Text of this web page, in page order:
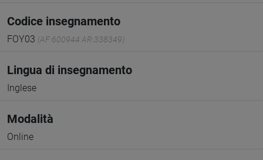
Codice insegnamento
FOY03 (AF:600944 AR:338349)
Lingua di insegnamento
Inglese
Modalità
Online